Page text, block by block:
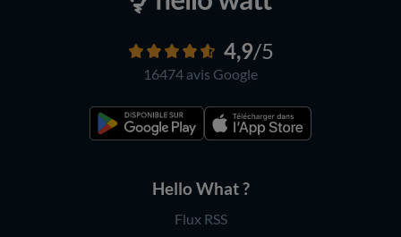
4,9/5
16474 avis Google
Hello What ?
Flux RSS